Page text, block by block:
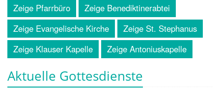
Zeige Pfarrbüro
Zeige Benediktinerabtei
Zeige Evangelische Kirche
Zeige St. Stephanus
Zeige Klauser Kapelle
Zeige Antoniuskapelle
Aktuelle Gottesdienste